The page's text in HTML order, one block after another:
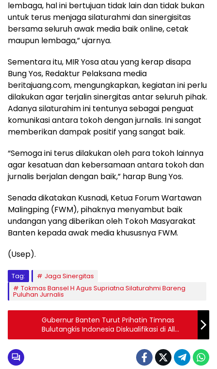
lembaga, hal ini bertujuan tidak lain dan tidak bukan
untuk terus menjaga silaturahmi dan sinergisitas
bersama seluruh awak media baik online, cetak
maupun lembaga,” ujarnya.
Sementara itu, MIR Yosa atau yang kerap disapa
Bung Yos, Redaktur Pelaksana media
beritajuang.com, mengungkapkan, kegiatan ini perlu
dilakukan agar terjalin sinergitas antar seluruh pihak.
Adanya silaturahim ini tentunya sebagai penguat
komunikasi antara tokoh dengan jurnalis. Ini sangat
memberikan dampak positif yang sangat baik.
“Semoga ini terus dilakukan oleh para tokoh lainnya
agar kesatuan dan kebersamaan antara tokoh dan
jurnalis berjalan dengan baik,” harap Bung Yos.
Senada dikatakan Kusnadi, Ketua Forum Wartawan
Malingping (FWM), pihaknya menyambut baik
undangan yang diberikan oleh Tokoh Masyarakat
Banten kepada awak media khususnya FWM.
(Usep).
Tag:
Jaga Sinergitas
Tokmas Bansel H Agus Supriatna Silaturahmi Bareng
Puluhan Jurnalis
Gubernur Banten Turut Prihatin Timnas
Bulutangkis Indonesia Diskualifikasi di All
England 2021